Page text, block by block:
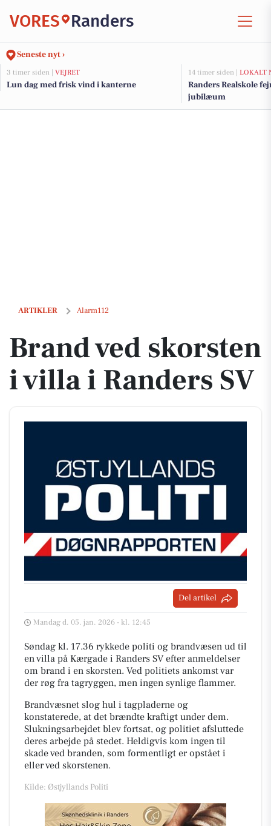
VORES Randers
Seneste nyt ›
3 timer siden | VEJRET
Lun dag med frisk vind i kanterne
14 timer siden | LOKALT
Randers Realskole
jubilæum
ARTIKLER Alarm112
Brand ved skorsten i villa i Randers SV
Brand ved skorsten
i villa i Randers SV
Del artikel
Mandag d. 05. jan. 2026 - kl. 12:45
Søndag kl. 17.36 rykkede politi og brandvæsen ud til
en villa på Kærgade i Randers SV efter anmeldelser
om brand i en skorsten. Ved politiets ankomst var
der røg fra tagryggen, men ingen synlige flammer.
Brandvæsnet slog hul i tagpladerne og
konstaterede, at det brændte kraftigt under dem.
Slukningsarbejdet blev fortsat, og politiet afsluttede
deres arbejde på stedet. Heldigvis kom ingen til
skade ved branden, som formentligt er opstået i
eller ved skorstenen.
Kilde: Østjyllands Politi